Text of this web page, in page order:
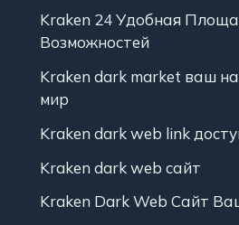
Kraken 24 Удобная
Возможностей
Kraken dark market ваш
мир
Kraken dark web link
Kraken dark web сайт
Kraken Dark Web Сайт